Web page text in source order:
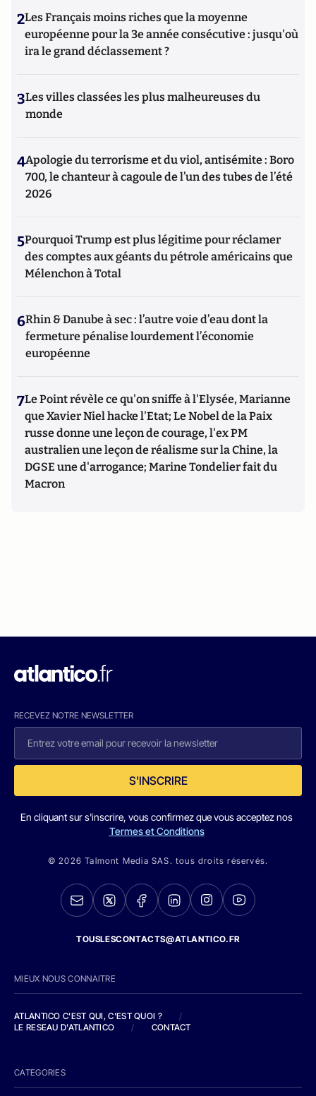
2Les Français moins riches que la moyenne
européenne pour la 3e année consécutive : jusqu'où
ira le grand déclassement ?
3Les villes classées les plus malheureuses du
monde
4Apologie du terrorisme et du viol, antisémite : Boro
700, le chanteur à cagoule de l’un des tubes de l’été
2026
5Pourquoi Trump est plus légitime pour réclamer
des comptes aux géants du pétrole américains que
Mélenchon à Total
6Rhin & Danube à sec : l’autre voie d’eau dont la
fermeture pénalise lourdement l’économie
européenne
7Le Point révèle ce qu'on sniffe à l'Elysée, Marianne
que Xavier Niel hacke l'Etat; Le Nobel de la Paix
russe donne une leçon de courage, l'ex PM
australien une leçon de réalisme sur la Chine, la
DGSE une d'arrogance; Marine Tondelier fait du
Macron
RECEVEZ NOTRE NEWSLETTER
S'INSCRIRE
En cliquant sur s'inscrire, vous confirmez que vous acceptez nos
Termes et Conditions
© 2026 Talmont Media SAS. tous droits réservés.
TOUSLESCONTACTS@ATLANTICO.FR
MIEUX NOUS CONNAITRE
ATLANTICO C'EST QUI, C'EST QUOI ?
/
LE RESEAU D'ATLANTICO
/ CONTACT
CATEGORIES